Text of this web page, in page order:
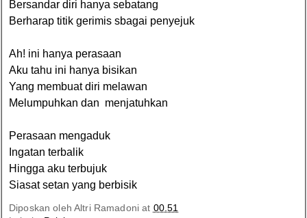
Bersandar diri hanya sebatang
Berharap titik gerimis sbagai penyejuk
Ah! ini hanya perasaan
Aku tahu ini hanya bisikan
Yang membuat diri melawan
Melumpuhkan dan menjatuhkan
Perasaan mengaduk
Ingatan terbalik
Hingga aku terbujuk
Siasat setan yang berbisik
Diposkan oleh Altri Ramadoni at 00.51